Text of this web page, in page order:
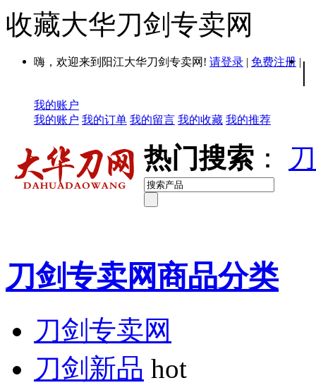
收藏大华刀剑专卖网
嗨，欢迎来到阳江大华刀剑专卖网! 请登录 | 免费注册 | |
我的账户
我的账户 我的订单 我的留言 我的收藏 我的推荐
热门搜索 ：
刀剑专卖网商品分类
刀剑专卖网
刀剑新品 hot